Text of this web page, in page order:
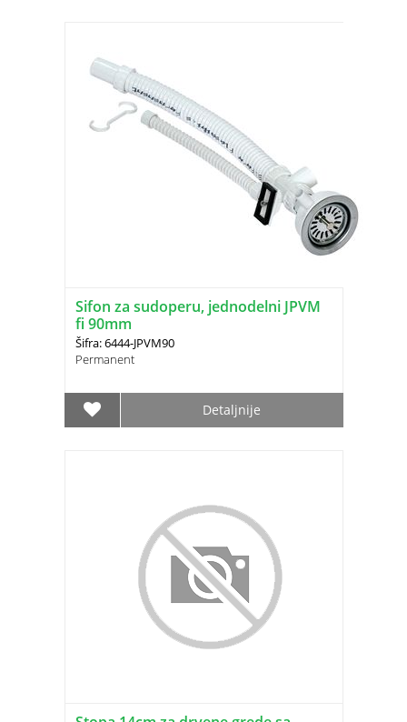
Sifon za sudoperu, jednodelni JPVM
fi 90mm
Šifra: 6444-JPVM90
Permanent
Detaljnije